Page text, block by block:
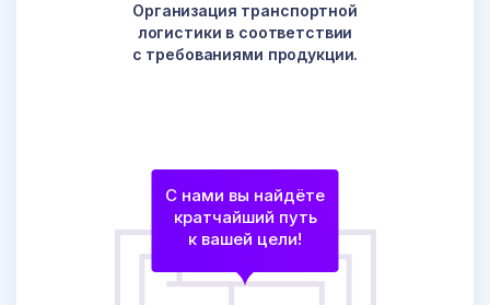
Организация транспортной
логистики в соответствии
с требованиями продукции.
C нами вы найдёте
кратчайший путь
к вашей цели!